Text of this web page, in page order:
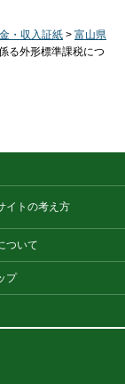
・収入証紙 > 富山県
る外形標準課税につ
イトの考え方
ついて
プ